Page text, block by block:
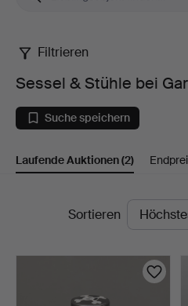
Sessel
Stühle
bei
Garpenhus
Auktioner
Filtrieren
Sessel & Stühle bei
Suche speichern
Laufende Auktionen(2)
LaufendeSortieren